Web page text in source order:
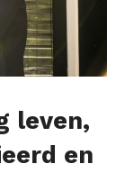
leven,
en